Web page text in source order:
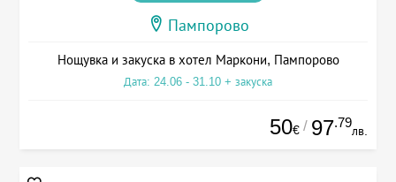
Пампорово
Нощувка и закуска в хотел Маркони, Пампорово
Дата: 24.06 - 31.10 + закуска
50€ / 97.79
лв.